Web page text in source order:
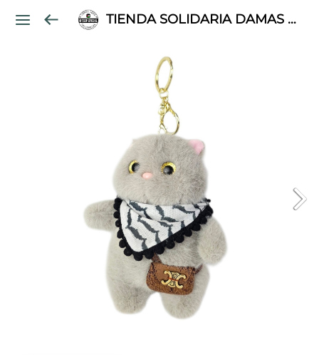
TIENDA SOLIDARIA DAMAS PALESTINAS